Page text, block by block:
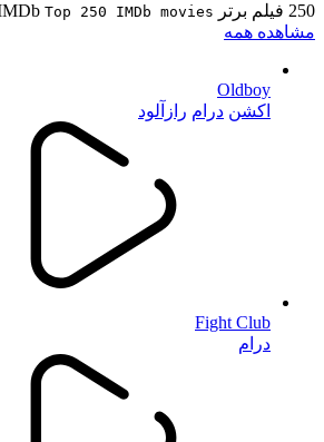
250 فیلم برتر IMDb Top 250 IMDb movies
مشاهده همه
Oldboy
اکشن درام رازآلود
Fight Club
درام